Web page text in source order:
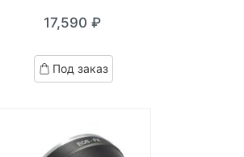
out
based
on
17,590₽
Под заказ